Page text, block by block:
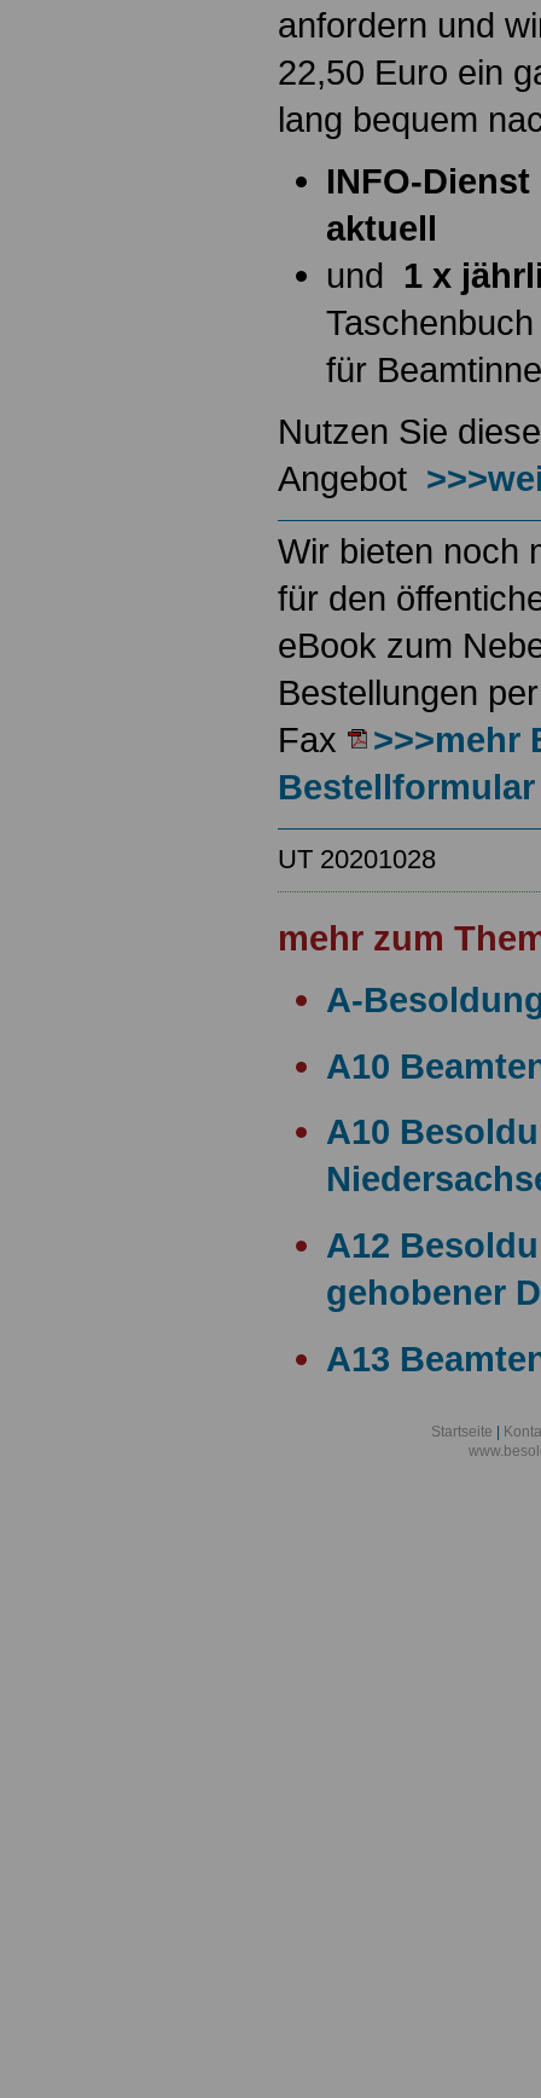
anfordern und
22,50 Euro ein
lang bequem
INFO-
aktuell
und 1 x
Taschenbuch
für
Nutzen Sie
Angebot
Wir bieten noch
für den
eBook zum
Bestellungen
Fax
>>>mehr
Bestellformular
UT 20201028
mehr zum
A-
A10
A10
A12
gehobener
A13
A13
Startseite